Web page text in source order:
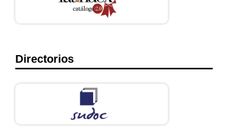
Directorios